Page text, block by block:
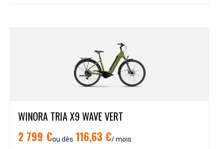
WINORA TRIA X9 WAVE VERT
2 799 €ou dès 116,63 €/ mois